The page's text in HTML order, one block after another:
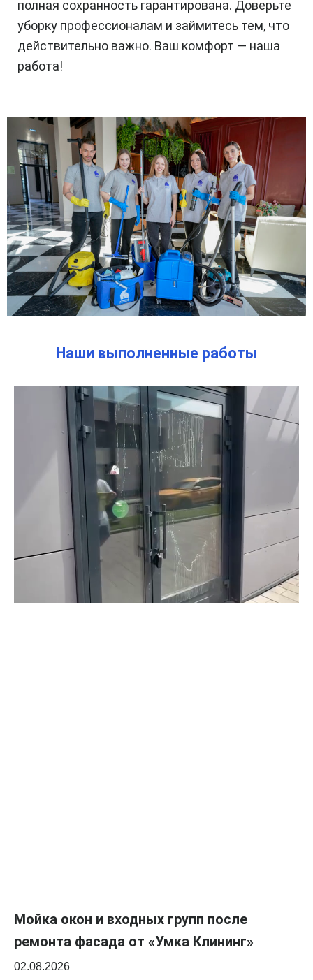
полная сохранность гарантирована. Доверьте
уборку профессионалам и займитесь тем, что
действительно важно. Ваш комфорт — наша
работа!
Наши выполненные работы
Мойка окон и входных групп после
ремонта фасада от «Умка Клининг»
02.08.2026